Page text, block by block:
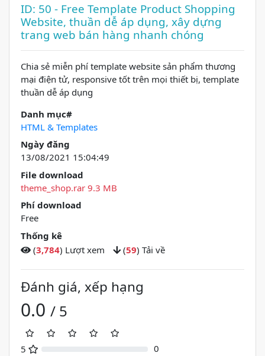
ID: 50 - Free Template Product Shopping
Website, thuần dễ áp dụng, xây dựng
trang web bán hàng nhanh chóng
Chia sẻ miễn phí template website sản phẩm thương
mại điện tử, responsive tốt trên mọi thiết bị, template
thuần dễ áp dụng
Danh mục#
HTML & Templates
Ngày đăng
13/08/2021 15:04:49
File download
theme_shop.rar 9.3 MB
Phí download
Free
Thống kê
(3,784) Lượt xem (59) Tải về
Đánh giá, xếp hạng
0.0 / 5
5
0